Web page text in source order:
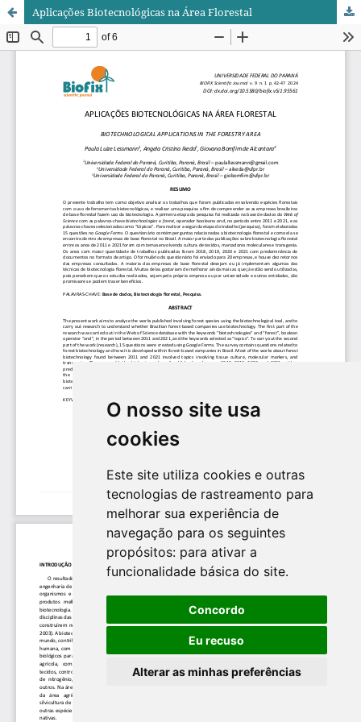
O nosso site usa
cookies
Este site utiliza cookies e outras
tecnologias de rastreamento para
melhorar sua experiência de
navegação para os seguintes
propósitos: para ativar a
funcionalidade básica do site.
Concordo
Eu recuso
Alterar as minhas preferências
Aplicações Biotecnológicas na Área Florestal